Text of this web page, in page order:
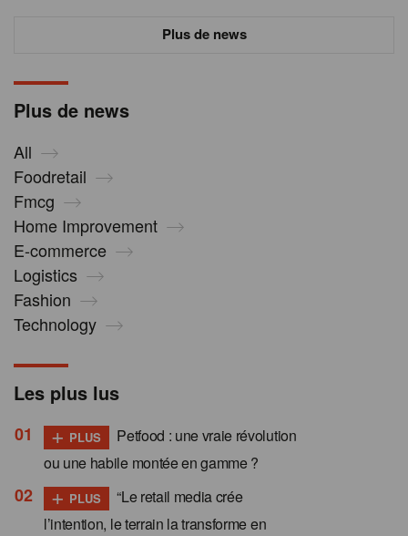
Plus de news
All
Foodretail
Fmcg
Home Improvement
E-commerce
Logistics
Fashion
Technology
Plus de news
Les plus lus
+ PLUS
Petfood : une vraie révolution
ou une habile montée en gamme ?
+ PLUS
“Le retail media crée
l’intention, le terrain la transforme en